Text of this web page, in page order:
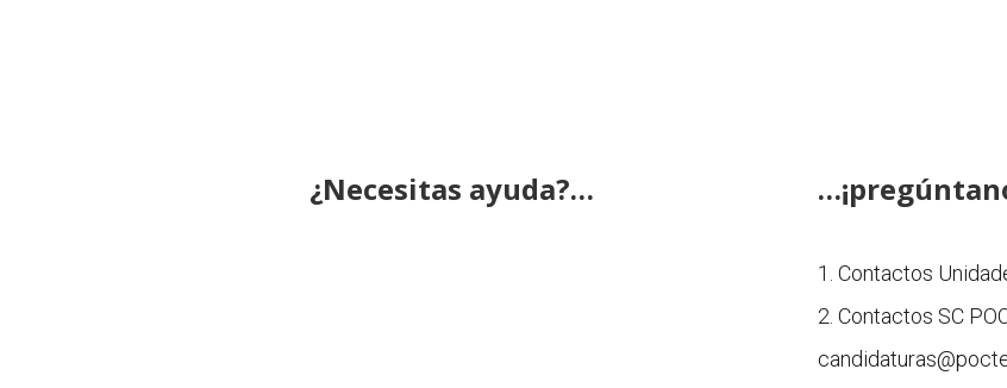
¿Necesitas ayuda?…
1. Contactos
2. Contactos SC